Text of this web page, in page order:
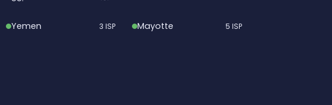
Yemen 3 ISP Mayotte 5 ISP